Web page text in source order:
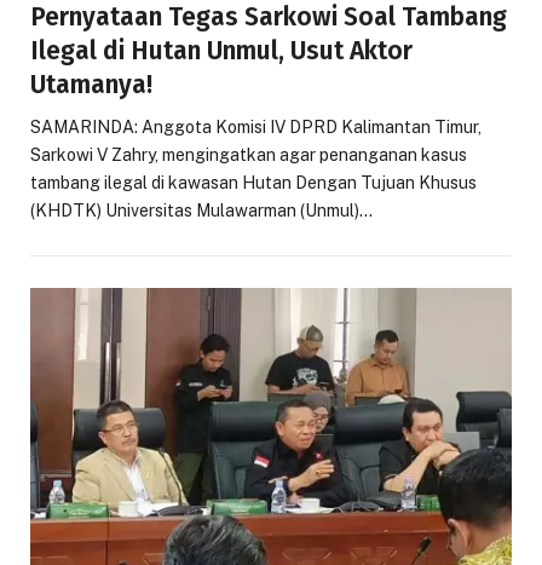
Pernyataan Tegas Sarkowi Soal Tambang
Ilegal di Hutan Unmul, Usut Aktor
Utamanya!
SAMARINDA: Anggota Komisi IV DPRD Kalimantan Timur,
Sarkowi V Zahry, mengingatkan agar penanganan kasus
tambang ilegal di kawasan Hutan Dengan Tujuan Khusus
(KHDTK) Universitas Mulawarman (Unmul)…